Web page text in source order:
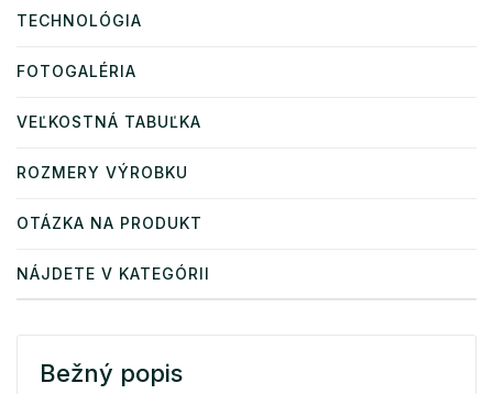
TECHNOLÓGIA
FOTOGALÉRIA
VEĽKOSTNÁ TABUĽKA
ROZMERY VÝROBKU
OTÁZKA NA PRODUKT
NÁJDETE V KATEGÓRII
Bežný popis